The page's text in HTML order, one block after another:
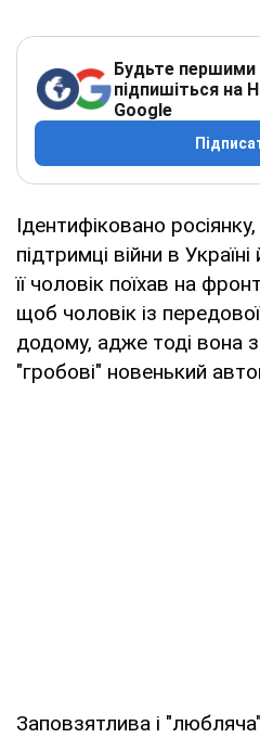
Будьте першими
підпишіться на
Google
Ідентифіковано
підтримці війни в
її чоловік поїхав на
щоб чоловік із
додому, адже тоді вона
"гробові" новенький
Заповзятлива і